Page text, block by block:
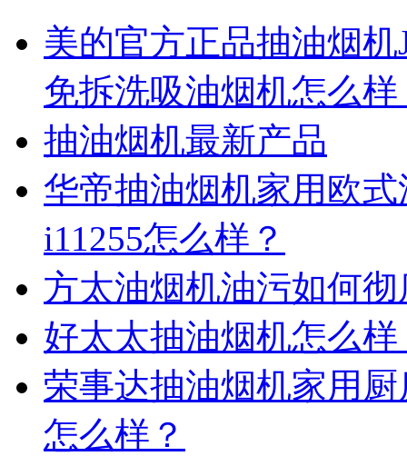
美的官方正品抽油烟机
免拆洗吸油烟机怎么样
抽油烟机最新产品
华帝抽油烟机家用欧
i11255怎么样？
方太油烟机油污如何
好太太抽油烟机怎么样
荣事达抽油烟机家用
怎么样？